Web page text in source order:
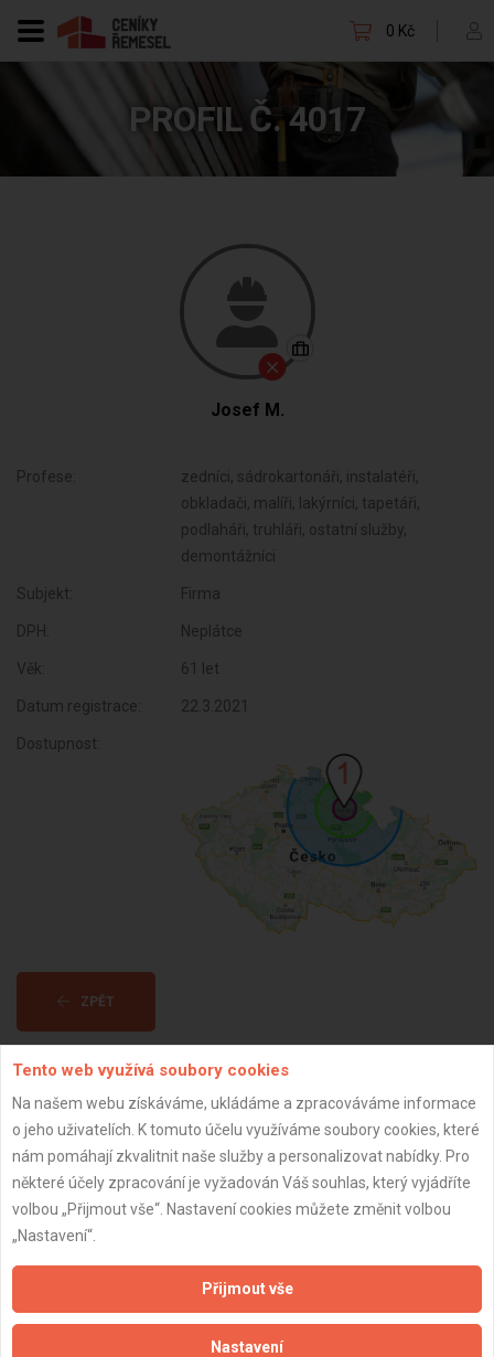
0 Kč
PROFIL Č. 4017
Josef M.
Profese:
zedníci, sádrokartonáři, instalatéři,
obkladači, malíři, lakýrníci, tapetáři,
podlaháři, truhláři, ostatní služby,
demontážníci
Subjekt: Firma
DPH: Neplátce
Věk: 61 let
Datum registrace: 22.3.2021
Dostupnost:
ZPĚT
Aktualizováno z portálu ARES dne 04.01.2024 14:45:07
Důležité informace
Zpracování a ochrana osobních údajů
Tento web využívá soubory cookies
Na našem webu získáváme, ukládáme a zpracováváme informace
o jeho uživatelích. K tomuto účelu využíváme soubory cookies, které
nám pomáhají zkvalitnit naše služby a personalizovat nabídky. Pro
některé účely zpracování je vyžadován Váš souhlas, který vyjádříte
volbou „Přijmout vše“. Nastavení cookies můžete změnit volbou
„Nastavení“.
Přijmout vše
Nastavení